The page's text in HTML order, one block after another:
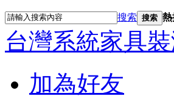
搜索 搜索 熱
台灣系統家具
加為好友